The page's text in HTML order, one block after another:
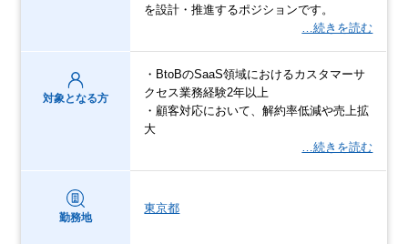
を設計・推進するポジションです。
…続きを読む
対象となる方
・BtoBのSaaS領域におけるカスタマーサ
クセス業務経験2年以上
・顧客対応において、解約率低減や売上拡
大
…続きを読む
勤務地
東京都